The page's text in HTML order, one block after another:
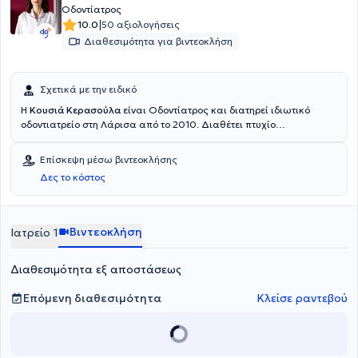
Οδοντίατρος
10.0|50 αξιολογήσεις
Διαθεσιμότητα για βιντεοκλήση
Σχετικά με την ειδικό
Η Κουσιά Κερασούλα είναι Οδοντίατρος και διατηρεί ιδιωτικό
οδοντιατρείο στη Λάρισα από το 2010. Διαθέτει πτυχίο
Πανεπιστημίου Θεσσαλονίκης. Έχει εργαστεί σε ιδιωτικό
οδοντιατρείο στη Λάρισα και ως εθελόντρια στο Οδοντιατρείο του
Στρατιωτικού Νοσοκομείου Λάρισας. Επιπλέον, εργάστηκε ως
συνεργάτης οδοντίατρος στο οδοντιατρείο Antwerp House στο
παρακολουθεί πλήθος συνεδρίων και σεμιναρίων στα πλαίσια της
συνεχούς κατάρτισης.
Επίσκεψη μέσω βιντεοκλήσης
Δες το κόστος
Ιατρείο 1 Βιντεοκλήση
Διαθεσιμότητα εξ αποστάσεως
Επόμενη διαθεσιμότητα
Κλείσε ραντεβού